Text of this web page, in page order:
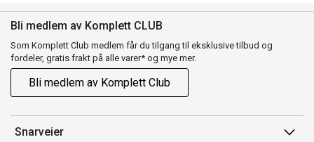
Bli medlem av Komplett CLUB
Som Komplett Club medlem får du tilgang til eksklusive tilbud og
fordeler, gratis frakt på alle varer* og mye mer.
Bli medlem av Komplett Club
Snarveier